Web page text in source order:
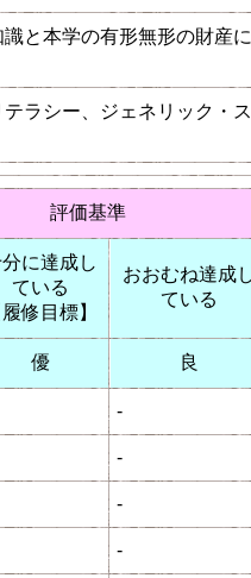
と本学の有形無形の財産
ラシー、ジェネリック・
評価基準
に達成し
ている
履修目標】
おおむね達成
ている
優 良
-
-
-
-